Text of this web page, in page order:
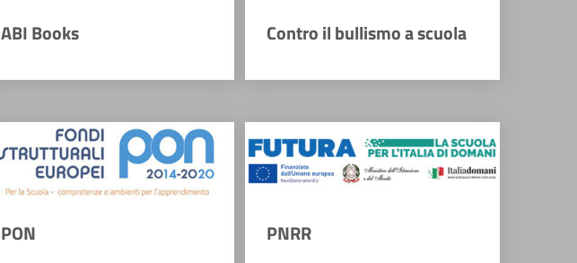
ABI Books Contro il bullismo a scuola
PON PNRR